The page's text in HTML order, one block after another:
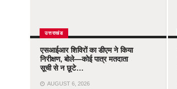
उत्तराखंड
एसआईआर शिविरों का डीएम ने किया
निरीक्षण, बोले—कोई पात्र मतदाता
सूची से न छूटे…
AUGUST 6, 2026